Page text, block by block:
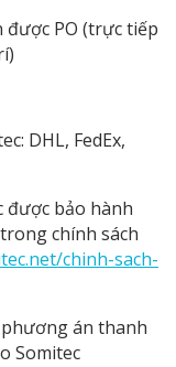
được PO (trực tiếp
DHL, FedEx,
được bảo hành
chính sách
chinh-sach-
án thanh
Somitec